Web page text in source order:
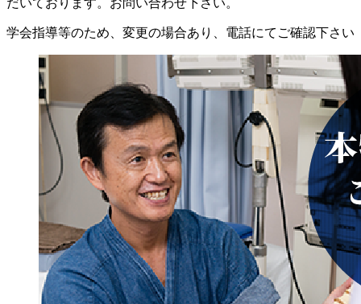
学会指導等のため、変更の場合あり、電話にてご確認下さい